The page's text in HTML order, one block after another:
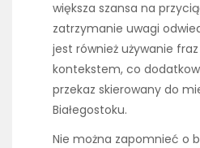
większa szansa na
zatrzymanie uwagi
jest również używanie
kontekstem, co
przekaz skierowany do
Białegostoku.
Nie można zapomnieć o